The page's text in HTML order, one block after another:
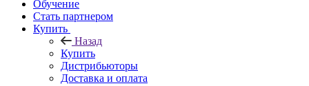
Обучение
Стать партнером
Купить
Назад
Купить
Дистрибьюторы
Доставка и оплата